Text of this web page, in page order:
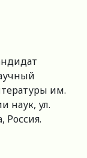
им.
наук, ул.
Россия.